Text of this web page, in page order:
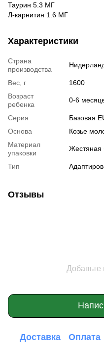
Таурин 5.3 МГ
Л-карнитин 1.6 МГ
Характеристики
Страна
производства
Вес, г
1600
Возраст
ребенка
0-6
Серия
Базовая
Основа
Козье
Материал
упаковки
Жестяная
Тип
Отзывы
Добавьте
Доставка Оплата